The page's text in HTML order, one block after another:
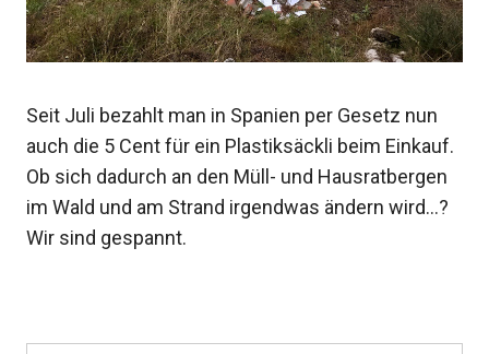
Seit Juli bezahlt man in Spanien per Gesetz nun
auch die 5 Cent für ein Plastiksäckli beim Einkauf.
Ob sich dadurch an den Müll- und Hausratbergen
im Wald und am Strand irgendwas ändern wird…?
Wir sind gespannt.